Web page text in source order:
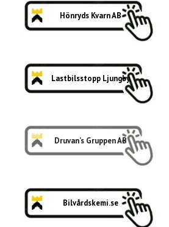
Hönryds Kvarn AB
Lastbilsstopp Ljungby
Druvan’s Gruppen AB
Bilvårdskemi.se